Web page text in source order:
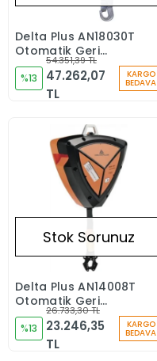
Stokta Yok
Delta Plus AN18030T
Otomatik Geri
Sarımlı Düşüş
Durdurucu
%13
54.351,39 TL
47.262,07
TL
KARGO
BEDAVA
Stokta Yok
Stok Sorunuz
Delta Plus AN14008T
Otomatik Geri
Sarımlı Düşüş
Durdurucu
%13
26.733,30 TL
23.246,35
TL
KARGO
BEDAVA